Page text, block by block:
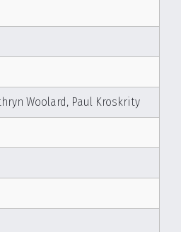
Woolard, Paul Kroskrity